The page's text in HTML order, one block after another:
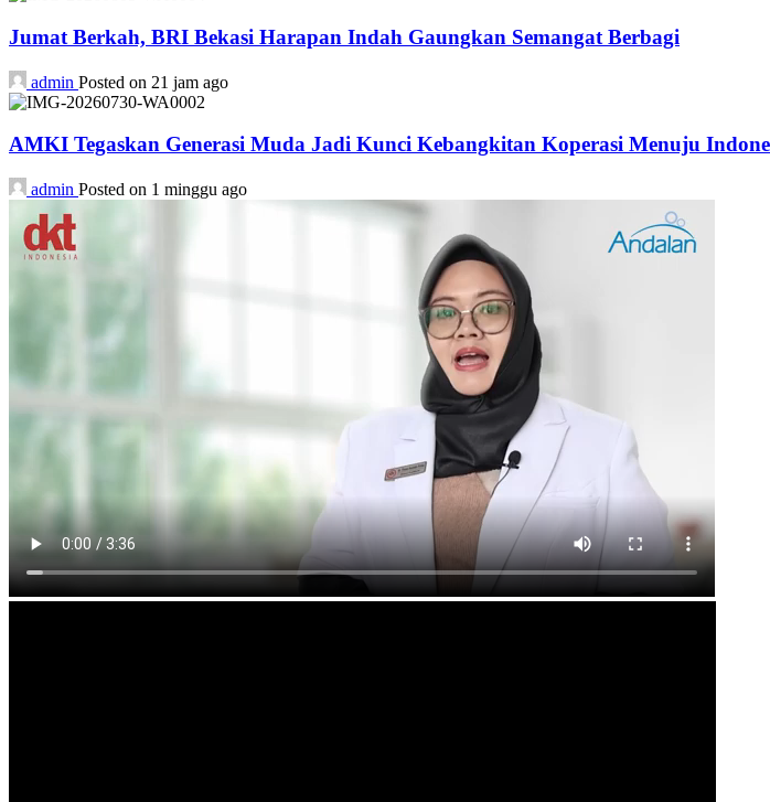
Jumat Berkah, BRI Bekasi Harapan Indah Gaungkan Semangat Berbagi
admin Posted on 21 jam ago
AMKI Tegaskan Generasi Muda Jadi Kunci Kebangkitan Koperasi Menuju
admin Posted on 1 minggu ago